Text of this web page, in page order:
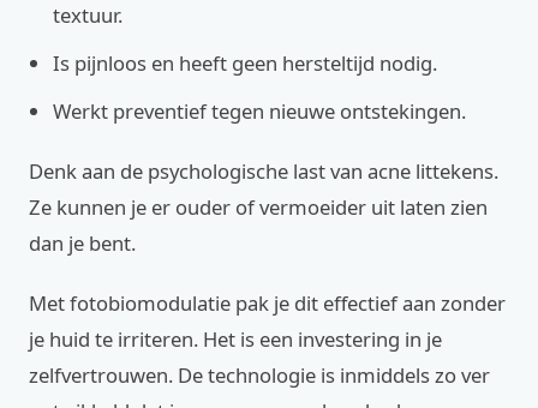
textuur.
Is pijnloos en heeft geen hersteltijd nodig.
Werkt preventief tegen nieuwe ontstekingen.
Denk aan de psychologische last van acne littekens.
Ze kunnen je er ouder of vermoeider uit laten zien
dan je bent.
Met fotobiomodulatie pak je dit effectief aan zonder
je huid te irriteren. Het is een investering in je
zelfvertrouwen. De technologie is inmiddels zo ver